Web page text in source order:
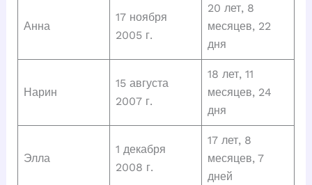
Анна
17 ноября
2005 г.
20 лет, 8
месяцев, 22
дня
Нарин
15 августа
2007 г.
18 лет, 11
месяцев, 24
дня
Элла
1 декабря
2008 г.
17 лет, 8
месяцев, 7
дней